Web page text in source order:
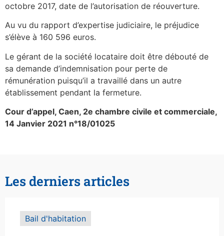
octobre 2017, date de l’autorisation de réouverture.
Au vu du rapport d’expertise judiciaire, le préjudice
s’élève à 160 596 euros.
Le gérant de la société locataire doit être débouté de
sa demande d’indemnisation pour perte de
rémunération puisqu’il a travaillé dans un autre
établissement pendant la fermeture.
Cour d’appel, Caen, 2e chambre civile et commerciale,
14 Janvier 2021 n°18/01025
Les derniers articles
Bail d'habitation